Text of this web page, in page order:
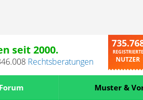
seit 2000.
Rechtsberatungen
REGISTRIERTE
NUTZER
Forum Muster &